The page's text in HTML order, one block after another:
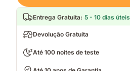
Entrega Gratuita: 5 - 10 dias úteis
Devolução Gratuita
Até 100 noites de teste